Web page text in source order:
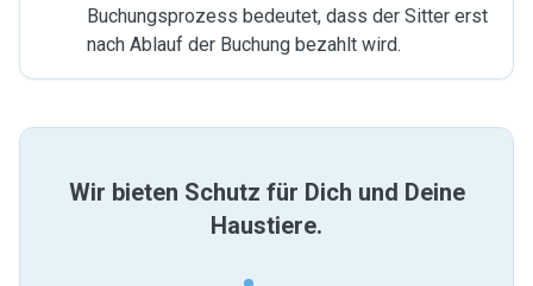
Buchungsprozess bedeutet, dass der Sitter erst
nach Ablauf der Buchung bezahlt wird.
Wir bieten Schutz für Dich und Deine
Haustiere.